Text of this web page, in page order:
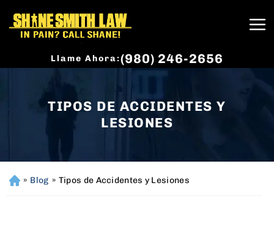
Llame Ahora:(980) 246-2656
TIPOS DE ACCIDENTES Y
LESIONES
H
» Blog » Tipos de Accidentes y Lesiones